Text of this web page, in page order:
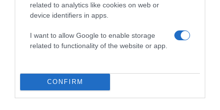
related to analytics like cookies on web or
device identifiers in apps.
I want to allow Google to enable storage
related to functionality of the website or app.
CONFIRM
Veréb Tamás válik a feleségétől